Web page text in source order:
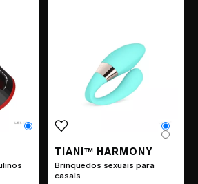
Color
TIANI™ HARMONY
Brinquedos sexuais para
casais
Color
Color